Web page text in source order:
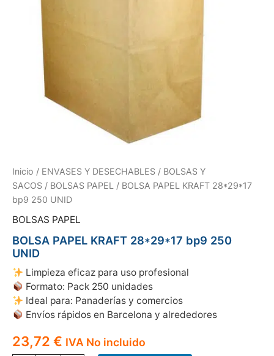
Inicio / ENVASES Y DESECHABLES / BOLSAS Y
SACOS / BOLSAS PAPEL / BOLSA PAPEL KRAFT 28*29*17
bp9 250 UNID
BOLSAS PAPEL
BOLSA PAPEL KRAFT 28*29*17 bp9 250
UNID
Limpieza eficaz para uso profesional
Formato: Pack 250 unidades
Ideal para: Panaderías y comercios
Envíos rápidos en Barcelona y alrededores
23,72 € IVA No incluido